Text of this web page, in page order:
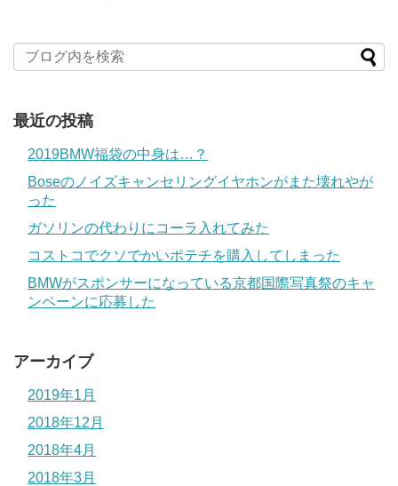
最近の投稿
2019BMW福袋の中身は…？
Boseのノイズキャンセリングイヤホンがまた壊れやが
った
ガソリンの代わりにコーラ入れてみた
コストコでクソでかいポテチを購入してしまった
BMWがスポンサーになっている京都国際写真祭のキャ
ンペーンに応募した
アーカイブ
2019年1月
2018年12月
2018年4月
2018年3月